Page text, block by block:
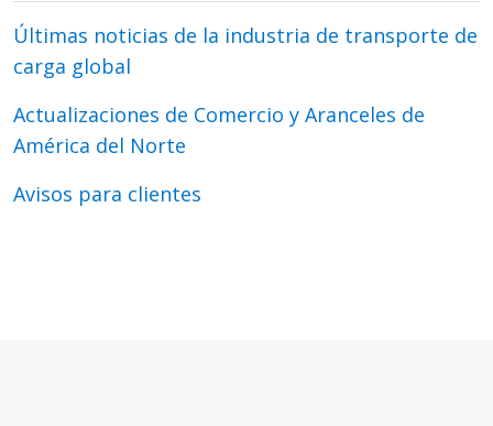
Últimas noticias de la industria de transporte de
carga global
Actualizaciones de Comercio y Aranceles de
América del Norte
Avisos para clientes